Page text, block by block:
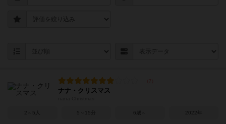
ナナ・クリスマス
2～5人 5～15分 6歳～ 2022年